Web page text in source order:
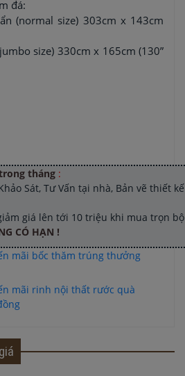
đá:
(normal size) 303cm x 143cm
size) 330cm x 165cm (130”
tháng :
Sát, Tư Vấn tại nhà, Bản vẽ thiết
giá lên tới 10 triệu khi mua trọn
CÓ HẠN !
mãi bốc thăm trúng thưởng
mãi rinh nội thất rước quà